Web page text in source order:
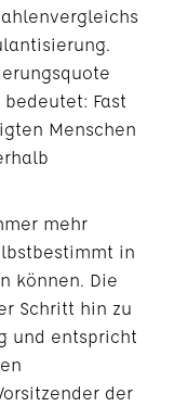
bedeutet: Fast
Menschen
mehr
in
können. Die
Schritt hin zu
und entspricht
der